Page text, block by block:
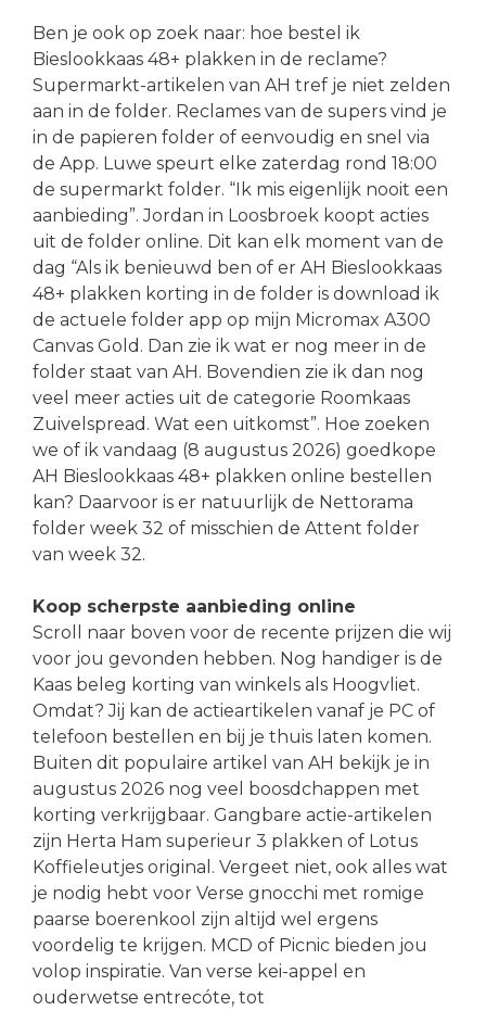
Ben je ook op zoek naar: hoe bestel ik
Bieslookkaas 48+ plakken in de reclame?
Supermarkt-artikelen van AH tref je niet zelden
aan in de folder. Reclames van de supers vind je
in de papieren folder of eenvoudig en snel via
de App. Luwe speurt elke zaterdag rond 18:00
de supermarkt folder. “Ik mis eigenlijk nooit een
aanbieding”. Jordan in Loosbroek koopt acties
uit de folder online. Dit kan elk moment van de
dag “Als ik benieuwd ben of er AH Bieslookkaas
48+ plakken korting in de folder is download ik
de actuele folder app op mijn Micromax A300
Canvas Gold. Dan zie ik wat er nog meer in de
folder staat van AH. Bovendien zie ik dan nog
veel meer acties uit de categorie Roomkaas
Zuivelspread. Wat een uitkomst”. Hoe zoeken
we of ik vandaag (8 augustus 2026) goedkope
AH Bieslookkaas 48+ plakken online bestellen
kan? Daarvoor is er natuurlijk de Nettorama
folder week 32 of misschien de Attent folder
van week 32.
Koop scherpste aanbieding online
Scroll naar boven voor de recente prijzen die wij
voor jou gevonden hebben. Nog handiger is de
Kaas beleg korting van winkels als Hoogvliet.
Omdat? Jij kan de actieartikelen vanaf je PC of
telefoon bestellen en bij je thuis laten komen.
Buiten dit populaire artikel van AH bekijk je in
augustus 2026 nog veel boosdchappen met
korting verkrijgbaar. Gangbare actie-artikelen
zijn Herta Ham superieur 3 plakken of Lotus
Koffieleutjes original. Vergeet niet, ook alles wat
je nodig hebt voor Verse gnocchi met romige
paarse boerenkool zijn altijd wel ergens
voordelig te krijgen. MCD of Picnic bieden jou
volop inspiratie. Van verse kei-appel en
ouderwetse entrecóte, tot